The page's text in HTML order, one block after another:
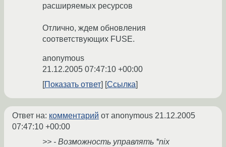
расширяемых ресурсов
Отлично, ждем обновления
соответствующих FUSE.
anonymous
21.12.2005 07:47:10 +00:00
Показать ответ
Ссылка
Ответ на: комментарий от anonymous 21.12.2005
07:47:10 +00:00
>> - Возможность управлять *nix